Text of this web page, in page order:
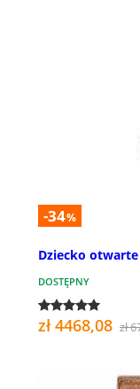
-34%
Dziecko
DOSTĘPNY
zł 4468,08 zł